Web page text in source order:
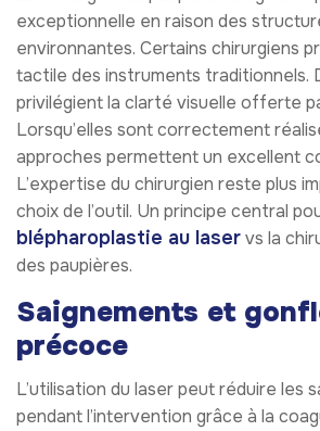
exceptionnelle en raison des
environnantes. Certains chirurgiens
tactile des instruments traditionnels.
privilégient la clarté visuelle offerte
Lorsqu’elles sont correctement
approches permettent un excellent
L’expertise du chirurgien reste plus
choix de l’outil. Un principe central
blépharoplastie au laservs la
des paupières.
Saignements et
précoce
L’utilisation du laser peut réduire les
pendant l’intervention grâce à la